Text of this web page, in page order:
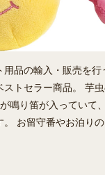
品の輸入・販売を
ストセラー商品。 芋
鳴り笛が入っていて
。 お留守番やお泊り